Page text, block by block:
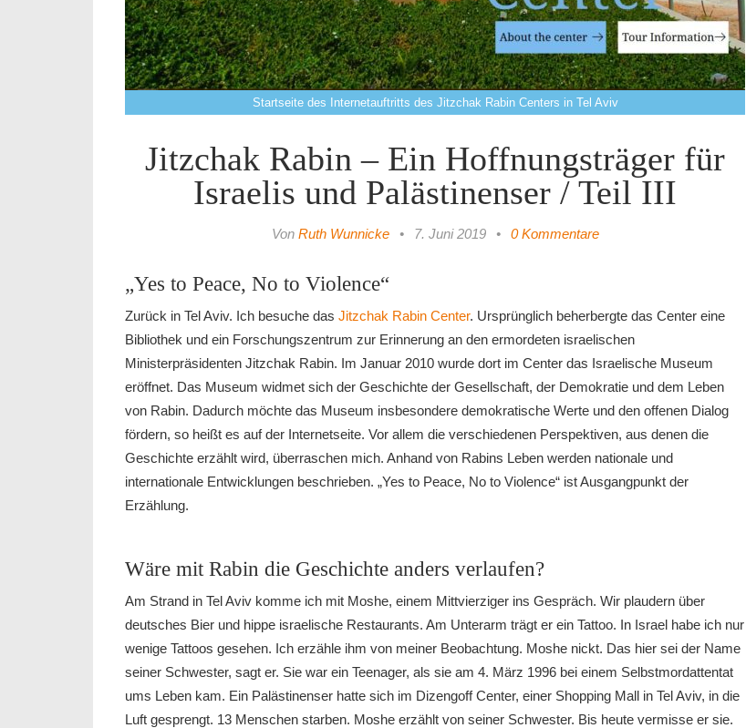
Startseite des Internetauftritts des Jitzchak Rabin Centers in Tel Aviv
Jitzchak Rabin – Ein Hoffnungsträger für
Israelis und Palästinenser / Teil III
Von Ruth Wunnicke • 7. Juni 2019 • 0 Kommentare
„Yes to Peace, No to Violence“
Zurück in Tel Aviv. Ich besuche das Jitzchak Rabin Center. Ursprünglich beherbergte das Center eine
Bibliothek und ein Forschungszentrum zur Erinnerung an den ermordeten israelischen
Ministerpräsidenten Jitzchak Rabin. Im Januar 2010 wurde dort im Center das Israelische Museum
eröffnet. Das Museum widmet sich der Geschichte der Gesellschaft, der Demokratie und dem Leben
von Rabin. Dadurch möchte das Museum insbesondere demokratische Werte und den offenen Dialog
fördern, so heißt es auf der Internetseite. Vor allem die verschiedenen Perspektiven, aus denen die
Geschichte erzählt wird, überraschen mich. Anhand von Rabins Leben werden nationale und
internationale Entwicklungen beschrieben. „Yes to Peace, No to Violence“ ist Ausgangpunkt der
Erzählung.
Wäre mit Rabin die Geschichte anders verlaufen?
Am Strand in Tel Aviv komme ich mit Moshe, einem Mittvierziger ins Gespräch. Wir plaudern über
deutsches Bier und hippe israelische Restaurants. Am Unterarm trägt er ein Tattoo. In Israel habe ich nur
wenige Tattoos gesehen. Ich erzähle ihm von meiner Beobachtung. Moshe nickt. Das hier sei der Name
seiner Schwester, sagt er. Sie war ein Teenager, als sie am 4. März 1996 bei einem Selbstmordattentat
ums Leben kam. Ein Palästinenser hatte sich im Dizengoff Center, einer Shopping Mall in Tel Aviv, in die
Luft gesprengt. 13 Menschen starben. Moshe erzählt von seiner Schwester. Bis heute vermisse er sie.